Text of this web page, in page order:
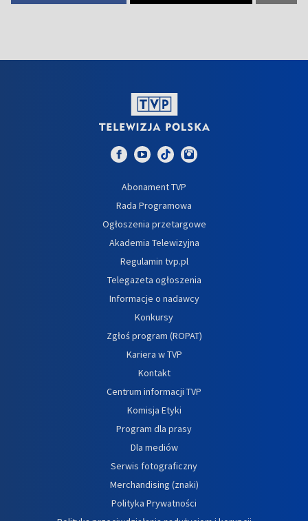
Abonament TVP
Rada Programowa
Ogłoszenia przetargowe
Akademia Telewizyjna
Regulamin tvp.pl
Telegazeta ogłoszenia
Informacje o nadawcy
Konkursy
Zgłoś program (ROPAT)
Kariera w TVP
Kontakt
Centrum informacji TVP
Komisja Etyki
Program dla prasy
Dla mediów
Serwis fotograficzny
Merchandising (znaki)
Polityka Prywatności